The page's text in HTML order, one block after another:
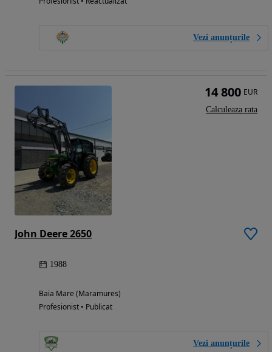
Vezi anunțurile
John Deere 2650
1988
Baia Mare (Maramures)
Profesionist • Publicat
Vezi anunțurile
14 800 EUR
Calculeaza rata